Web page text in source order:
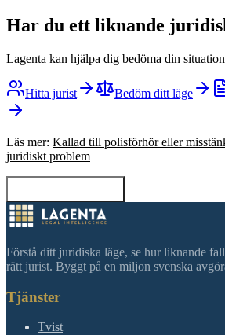
Har du ett liknande
Lagenta kan hjälpa dig bedöma din
Hitta jurist Bedöm ditt läge
Läs mer: Kallad till polisförhör eller
juridiskt problem
Förstå ditt juridiska läge, se hur liknande
rätt jurist. Byggt på en miljon svenska
Tjänster
Tvist